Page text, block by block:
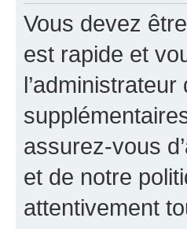
Vous devez
est rapide et
assurez-vous
et de notre
attentivement